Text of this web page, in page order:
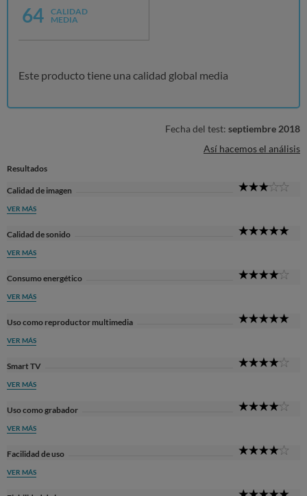
64
CALIDAD
MEDIA
Este producto tiene una calidad global media
Fecha del test: septiembre 2018
Así hacemos el análisis
Resultados
Calidad de imagen
VER MÁS
Calidad de sonido
VER MÁS
Consumo energético
VER MÁS
Uso como reproductor multimedia
VER MÁS
Smart TV
VER MÁS
Uso como grabador
VER MÁS
Facilidad de uso
VER MÁS